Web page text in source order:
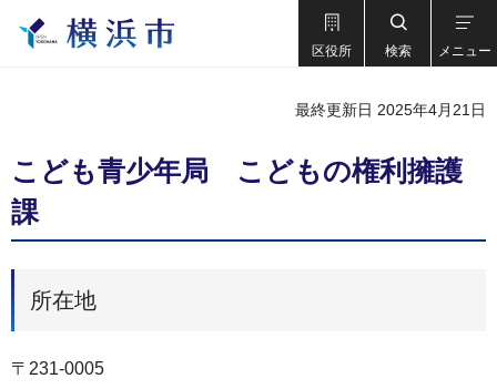
区役所 検索 メニュー
最終更新日 2025年4月21日
こども青少年局 こどもの権利擁護
課
所在地
〒231-0005